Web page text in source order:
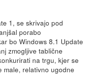
1, se skrivajo pod
porabo
bo Windows 8.1 Update
zmogljive tablične
na trgu, kjer se
male, relativno ugodne